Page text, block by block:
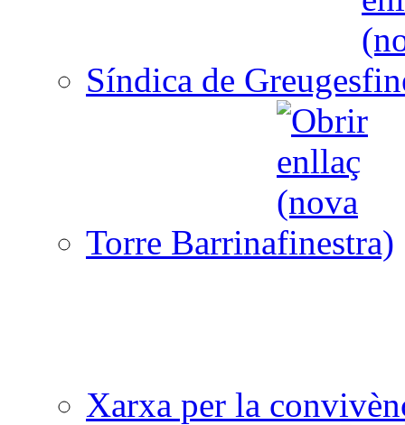
Síndica de Greuges
Torre Barrina
Xarxa per la